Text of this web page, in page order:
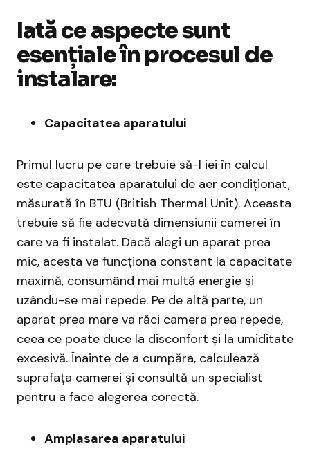
Iată ce aspecte sunt
esențiale în procesul de
instalare:
Capacitatea aparatului
Primul lucru pe care trebuie să-l iei în calcul
este capacitatea aparatului de aer condiționat,
măsurată în BTU (British Thermal Unit). Aceasta
trebuie să fie adecvată dimensiunii camerei în
care va fi instalat. Dacă alegi un aparat prea
mic, acesta va funcționa constant la capacitate
maximă, consumând mai multă energie și
uzându-se mai repede. Pe de altă parte, un
aparat prea mare va răci camera prea repede,
ceea ce poate duce la disconfort și la umiditate
excesivă. Înainte de a cumpăra, calculează
suprafața camerei și consultă un specialist
pentru a face alegerea corectă.
Amplasarea aparatului